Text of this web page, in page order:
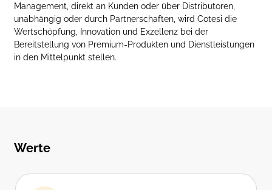
Management, direkt an Kunden oder über Distributoren,
unabhängig oder durch Partnerschaften, wird Cotesi die
Wertschöpfung, Innovation und Exzellenz bei der
Bereitstellung von Premium-Produkten und Dienstleistungen
in den Mittelpunkt stellen.
Werte